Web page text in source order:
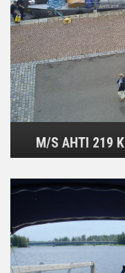
M/S AHTI 219